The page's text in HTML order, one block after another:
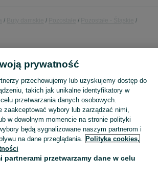
Sprzedaż pozostałych butów damskich Zabrze ▶️ różne style, fasony i okazje ✅ Nowe i używane w atrakcyjnych cenach ✌ Znajdź oferty na OLX.pl! Zobacz
prywatność
przechowujemy lub uzyskujemy dostęp do
takich jak unikalne identyfikatory w
przetwarzania danych osobowych.
zaakceptować wybory lub zarządzać nimi,
w dowolnym momencie na stronie polityki
będą sygnalizowane naszym partnerom i
na dane przeglądania. Polityka cookies,
partnerami przetwarzamy dane w celu